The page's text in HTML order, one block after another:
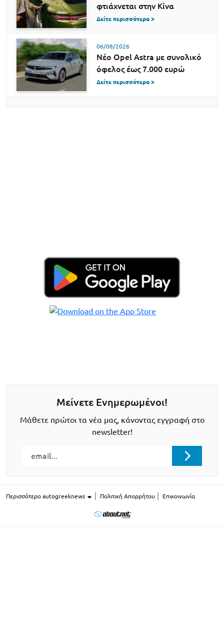
φτιάχνεται στην Κίνα
Δείτε περισσότερα >
06/08/2026
Νέο Opel Astra με συνολικό
όφελος έως 7.000 ευρώ
Δείτε περισσότερα >
Μείνετε Ενημερωμένοι!
Μάθετε πρώτοι τα νέα μας, κάνοντας εγγραφή στο
newsletter!
Περισσότερο autogreeknews Πολιτική Απορρήτου Επικοινωνία